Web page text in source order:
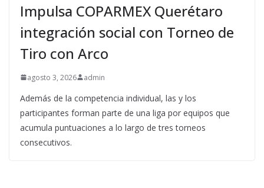
Impulsa COPARMEX Querétaro
integración social con Torneo de
Tiro con Arco
agosto 3, 2026 admin
Además de la competencia individual, las y los
participantes forman parte de una liga por equipos que
acumula puntuaciones a lo largo de tres torneos
consecutivos.